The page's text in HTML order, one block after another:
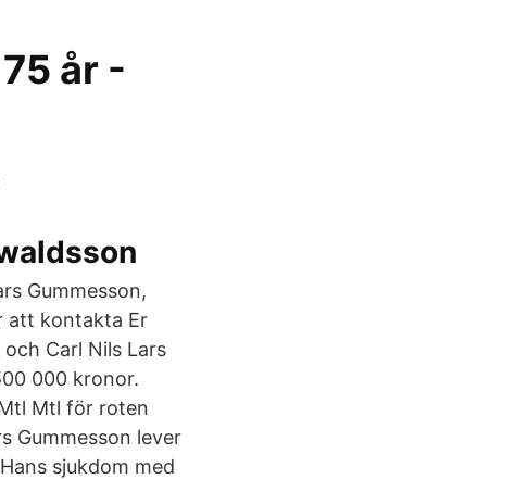
år -
Gummesson,
att kontakta Er
Carl Nils Lars
000 kronor.
Mtl för roten
Gummesson lever
sjukdom med